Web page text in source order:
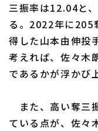
三振率は12.04と
る。2022年に205
得した山本由伸投
考えれば、佐々木
であるかが浮かび
また、高い奪三
ている点が、佐々